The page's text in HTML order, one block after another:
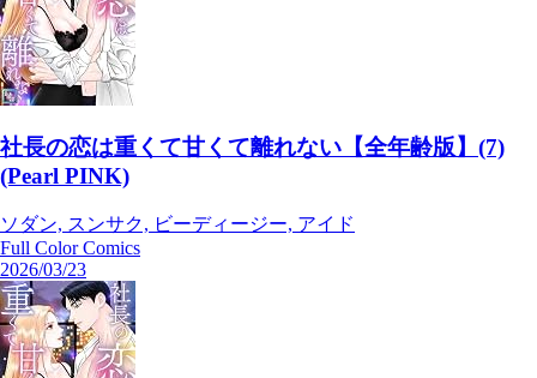
社長の恋は重くて甘くて離れない【全年齢版】(7)
(Pearl PINK)
ソダン, スンサク, ビーディージー, アイド
Full Color Comics
2026/03/23